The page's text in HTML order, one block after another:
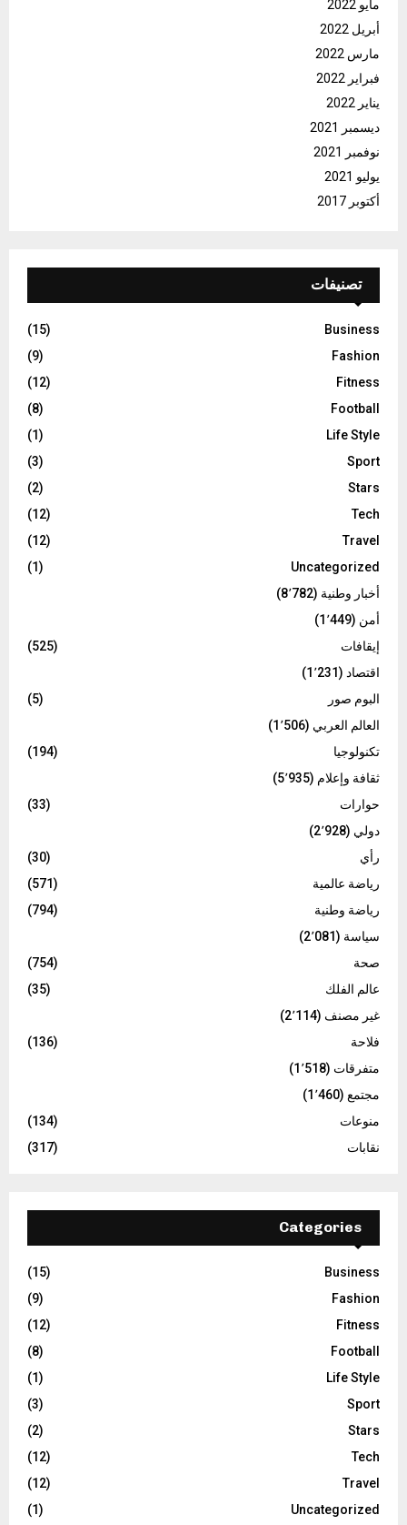
مايو 2022
أبريل 2022
مارس 2022
فبراير 2022
يناير 2022
ديسمبر 2021
نوفمبر 2021
يوليو 2021
أكتوبر 2017
تصنيفات
Business
(15)
Fashion
(9)
Fitness
(12)
Football
(8)
Life Style
(1)
Sport
(3)
Stars
(2)
Tech
(12)
Travel
(12)
Uncategorized
(1)
أخبار وطنية (8٬782)
أمن (1٬449)
إيقافات
(525)
اقتصاد (1٬231)
البوم صور
(5)
العالم العربي (1٬506)
تكنولوجيا
(194)
ثقافة وإعلام (5٬935)
حوارات
(33)
دولي (2٬928)
رأي
(30)
رياضة عالمية
(571)
رياضة وطنية
(794)
سياسة (2٬081)
صحة
(754)
عالم الفلك
(35)
غير مصنف (2٬114)
فلاحة
(136)
متفرقات (1٬518)
مجتمع (1٬460)
منوعات
(134)
نقابات
(317)
Categories
Business
(15)
Fashion
(9)
Fitness
(12)
Football
(8)
Life Style
(1)
Sport
(3)
Stars
(2)
Tech
(12)
Travel
(12)
Uncategorized
(1)